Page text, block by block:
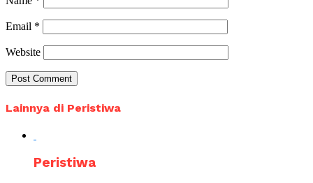
Email *
Website
Lainnya di Peristiwa
Peristiwa